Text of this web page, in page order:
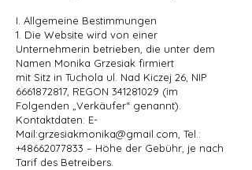
I. Allgemeine Bestimmungen
1. Die Website wird von einer
Unternehmerin betrieben, die unter dem
Namen Monika Grzesiak firmiert
mit Sitz in Tuchola ul. Nad Kiczej 26, NIP
6661872817, REGON 341281029 (im
Folgenden „Verkäufer“ genannt).
Kontaktdaten: E-
Mail:grzesiakmonika@gmail.com, Tel.:
+48662077833 – Höhe der Gebühr, je nach
Tarif des Betreibers.